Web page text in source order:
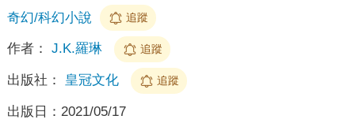
奇幻/科幻小說
追蹤
作者： J.K.羅琳 追蹤
出版社： 皇冠文化 追蹤
出版日： 2021/05/17